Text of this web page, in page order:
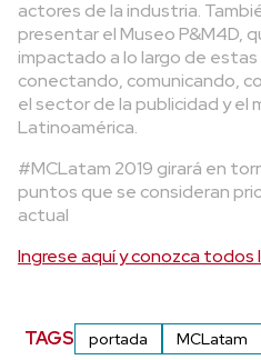
actores de la industria.
presentar el Museo P&M4D,
impactado a lo largo de
conectando, comunicando,
el sector de la publicidad y el
Latinoamérica.
#MCLatam 2019 girará en
puntos que se consideran
actual
Ingrese aquí y conozca
TAGS portada MCLatam